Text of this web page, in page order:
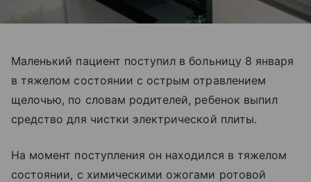
Маленький пациент поступил в больницу 8 января
в тяжелом состоянии с острым отравлением
щелочью, по словам родителей, ребенок выпил
средство для чистки электрической плиты.
На момент поступления он находился в тяжелом
состоянии, с химическими ожогами ротовой